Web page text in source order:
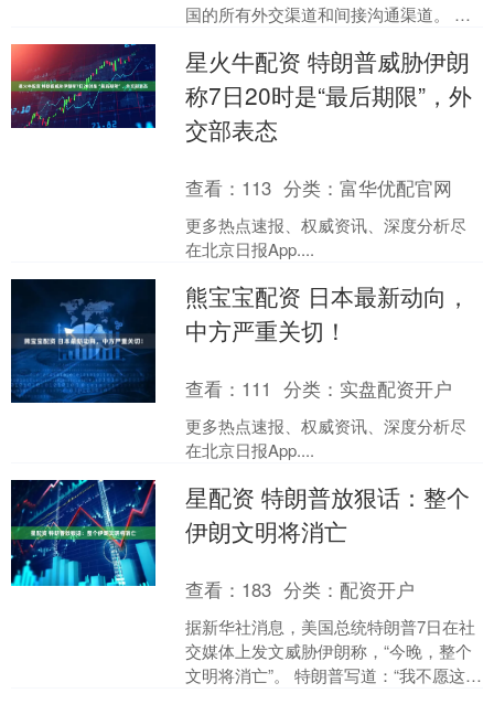
国的所有外交渠道和间接沟通渠道。 另
兰革命卫队航空航天....
星火牛配资 特朗普威胁伊朗
称7日20时是“最后期限”，外
交部表态
查看： 113 分类：富华优配官网
更多热点速报、权威资讯、深度分析尽
在北京日报App....
熊宝宝配资 日本最新动向，
中方严重关切！
查看： 111 分类： 实盘配资开户
更多热点速报、权威资讯、深度分析尽
在北京日报App....
星配资 特朗普放狠话：整个
伊朗文明将消亡
查看： 183 分类：配资开户
据新华社消息，美国总统特朗普7日在社
交媒体上发文威胁伊朗称，“今晚，整个
文明将消亡”。 特朗普写道：“我不愿这样